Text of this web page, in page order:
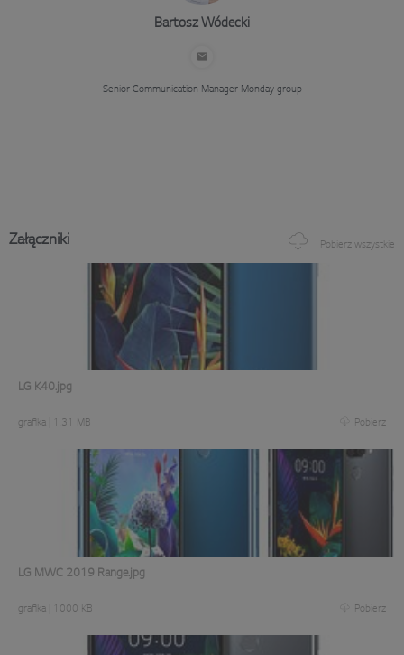
Bartosz Wódecki
Senior Communication ManagerMonday group
Załączniki Pobierz wszystkie
LG K40.jpg
grafika 1,31 MB Pobierz
LG MWC 2019 Range.jpg
grafika 1000 KB Pobierz